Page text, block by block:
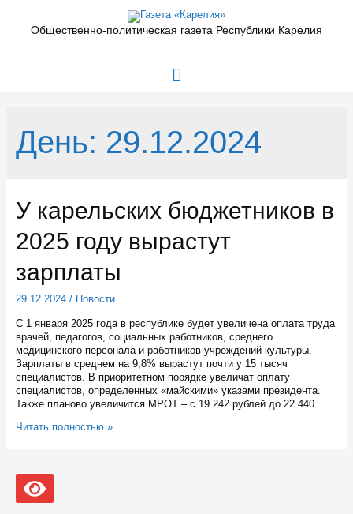
содержимомуОбщественно-политическая газета Республики Карелия
Главное
День: 29.12.2024
У карельских бюджетников в
2025 году вырастут
зарплаты
29.12.2024/ Новости
С 1 января 2025 года в республике будет увеличена оплата труда
врачей, педагогов, социальных работников, среднего
медицинского персонала и работников учреждений культуры.
Зарплаты в среднем на 9,8% вырастут почти у 15 тысяч
специалистов. В приоритетном порядке увеличат оплату
специалистов, определенных «майскими» указами президента.
Также планово увеличится МРОТ – с 19 242 рублей до 22 440 …
У
2025
году
вырастут
Читать полностью »